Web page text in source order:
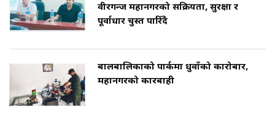
वीरगन्ज महानगरको सक्रियता, सुरक्षा र
पूर्वाधार चुस्त पारिँदै
बालबालिकाको पार्कमा धुवाँको कारोबार,
महानगरको कारबाही